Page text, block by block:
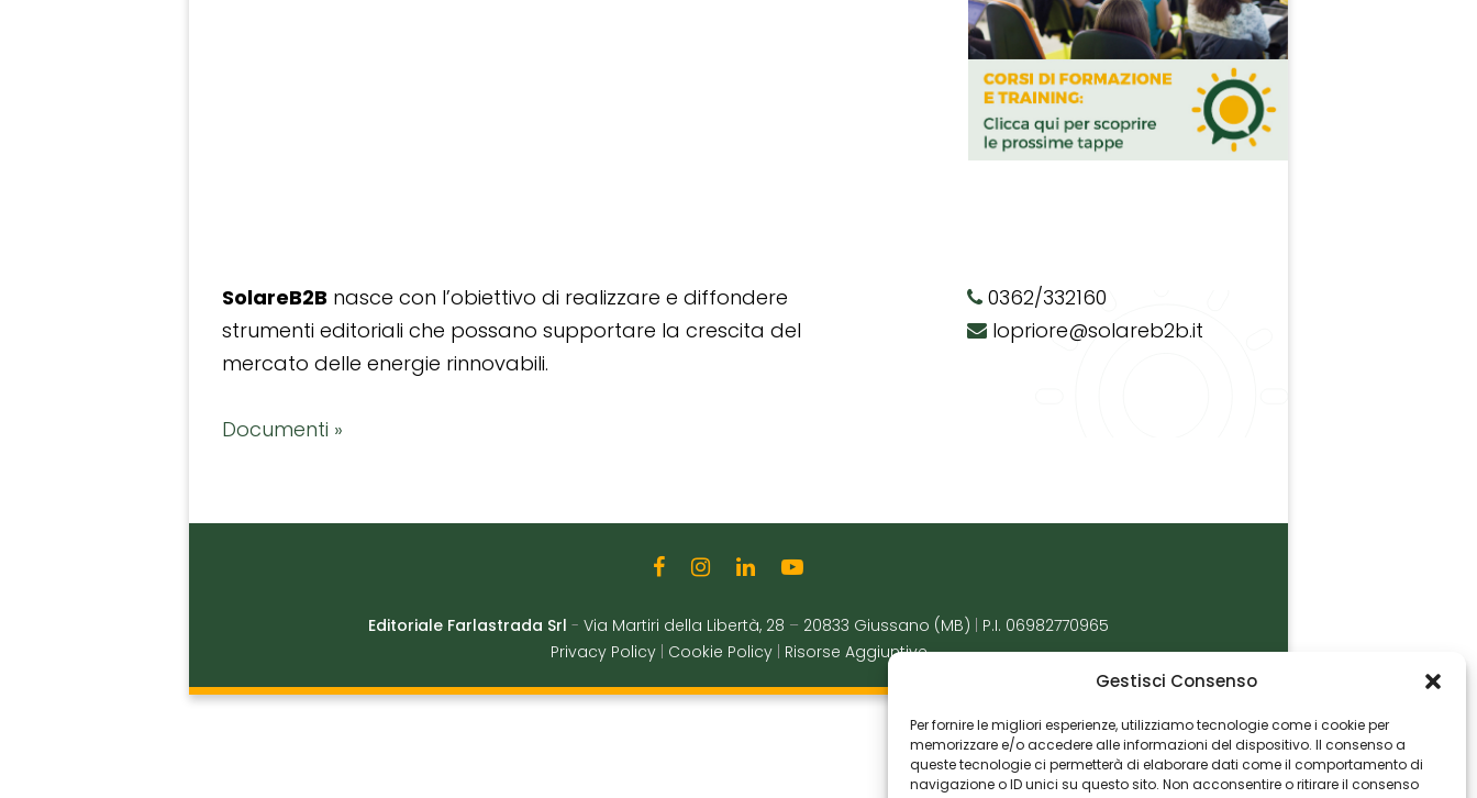
Gestisci Consenso
Per fornire le migliori esperienze, utilizziamo tecnologie come i cookie per
memorizzare e/o accedere alle informazioni del dispositivo. Il consenso a
queste tecnologie ci permetterà di elaborare dati come il comportamento di
navigazione o ID unici su questo sito. Non acconsentire o ritirare il consenso
SolareB2B nasce con l’obiettivo di realizzare e diffondere
strumenti editoriali che possano supportare la crescita del
mercato delle energie rinnovabili.
Documenti »
0362/332160
lopriore@solareb2b.it
Editoriale Farlastrada Srl - Via Martiri della Libertà, 28 – 20833 Giussano (MB)
P.I. 06982770965
Privacy Policy
Cookie Policy Risorse Aggiuntive